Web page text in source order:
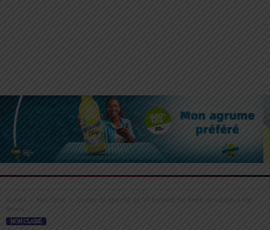
Accueil
Diocèse de Kpalimé: Le RP Edmond Yao Amekuse succède à Mgr
Benoit...
NON CLASSÉ